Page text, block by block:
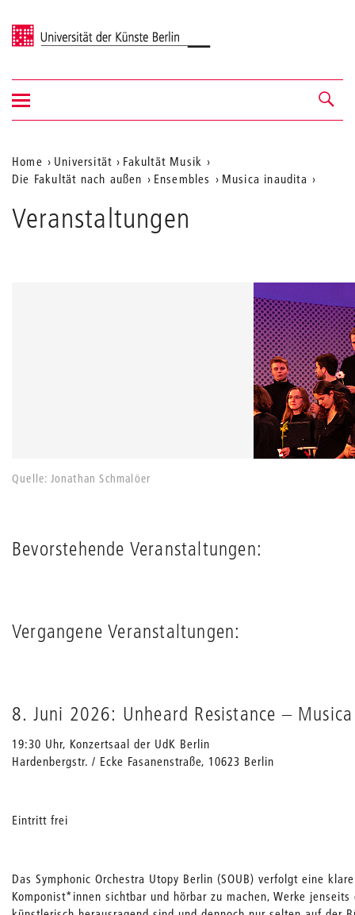
Universität der Künste Berlin
Navigation &
Suche
Navigation
ein-/ausblenden
Aktuelle
Position
auf
Home Universität
Fakultät Musik
Die Fakultät nach außen
Ensembles Musica inaudita
Veranstaltungen
Quelle: Jonathan Schmalöer
Bevorstehende Veranstaltungen:
Vergangene Veranstaltungen:
8. Juni 2026: Unheard Resistance –
19:30 Uhr, Konzertsaal der UdK Berlin
Hardenbergstr. / Ecke Fasanenstraße, 10623 Berlin
Eintritt frei
Das Symphonic Orchestra Utopy Berlin (SOUB) verfolgt eine
Komponist*innen sichtbar und hörbar zu machen, Werke